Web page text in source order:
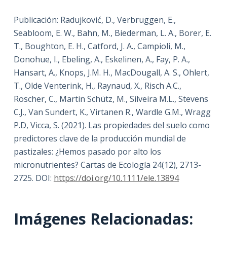
Publicación: Radujković, D., Verbruggen, E.,
Seabloom, E. W., Bahn, M., Biederman, L. A., Borer, E.
T., Boughton, E. H., Catford, J. A., Campioli, M.,
Donohue, I., Ebeling, A., Eskelinen, A., Fay, P. A.,
Hansart, A., Knops, J.M. H., MacDougall, A. S., Ohlert,
T., Olde Venterink, H., Raynaud, X., Risch A.C.,
Roscher, C., Martin Schütz, M., Silveira M.L., Stevens
C.J., Van Sundert, K., Virtanen R., Wardle G.M., Wragg
P.D, Vicca, S. (2021). Las propiedades del suelo como
predictores clave de la producción mundial de
pastizales: ¿Hemos pasado por alto los
micronutrientes? Cartas de Ecología 24(12), 2713-
2725. DOI: https://doi.org/10.1111/ele.13894
Imágenes Relacionadas: